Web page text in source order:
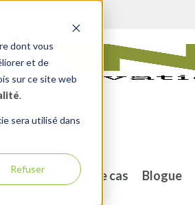
dont vous
et de
sur ce site web
.
sera utilisé dans
Refuser Études de cas Blogue